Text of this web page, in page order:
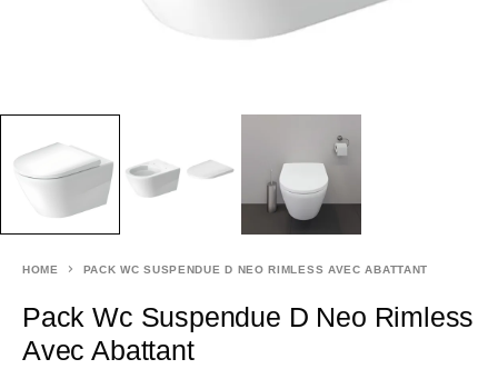
HOME PACK WC SUSPENDUE D NEO RIMLESS AVEC ABATTANT
Pack Wc Suspendue D Neo Rimless
Avec Abattant